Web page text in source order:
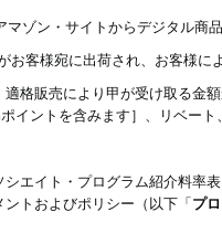
ゾン・サイトからデジタル
お客様宛に出荷され、お客様
適格販売により甲が受け取る金
イントを含みます］、リベー
エイト・プログラム紹介料率
トおよびポリシー（以下「プ